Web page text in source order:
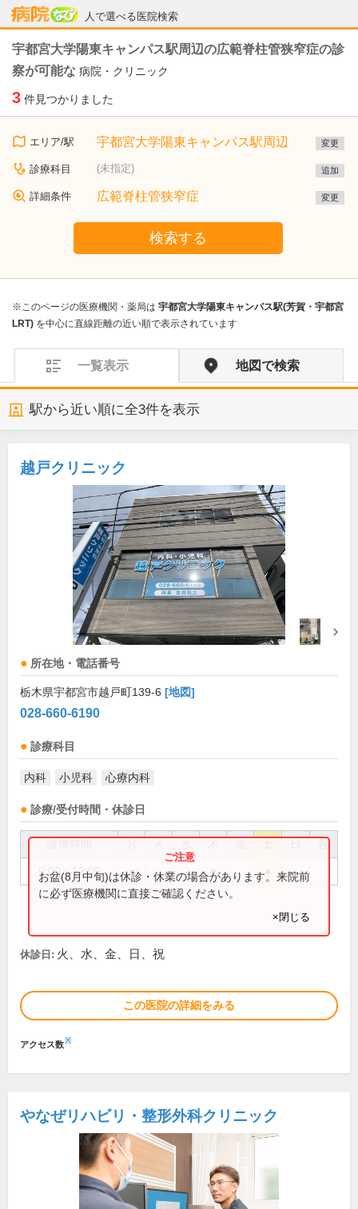
人で選べる医院検索
病院なび
宇都宮大学陽東キャンパス駅周辺の広範脊柱管狭窄症の診
察が可能な 病院・クリニック
3 件見つかりました
エリア/駅 宇都宮大学陽東キャンパス駅周辺 変更
診療科目 (未指定) 追加
詳細条件 広範脊柱管狭窄症 変更
検索する
※このページの医療機関・薬局は 宇都宮大学陽東キャンパス駅(芳賀・宇都宮
LRT) を中心に直線距離の近い順で表示されています
一覧表示 地図で検索
駅から近い順に全3件を表示
越戸クリニック
所在地・電話番号
栃木県宇都宮市越戸町139-6 [地図]
028-660-6190
診療科目
内科 小児科 心療内科
診療/受付時間・休診日
祝
9:00～12:00 ● ●
お盆(8月中旬)は休診・休業の場合があります。来院前
に必ず医療機関に直接ご確認ください。
×閉じる
休診日: 火、水、金、日、祝
この医院の詳細をみる
アクセス数※
やなぜリハビリ・整形外科クリニック